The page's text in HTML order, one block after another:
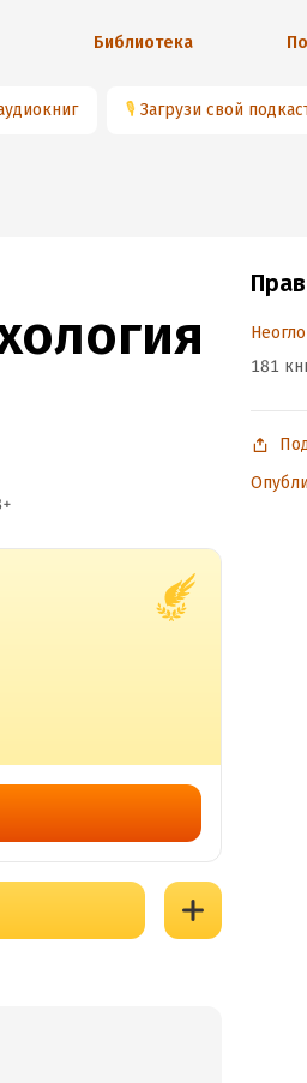
Библиотека
🎙 Загрузи свой
+
181